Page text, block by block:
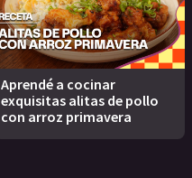
Aprendé a cocinar
exquisitas alitas de pollo
con arroz primavera